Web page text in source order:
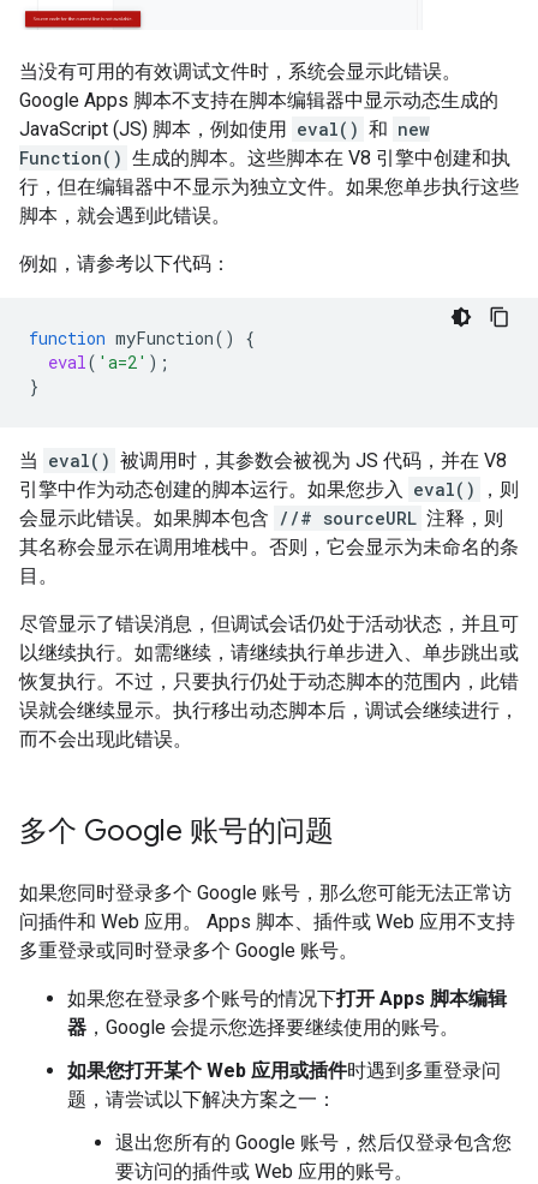
当没有可用的有效调试文件时，系统会显示此错误。
Google Apps 脚本不支持在脚本编辑器中显示动态生成的
JavaScript (JS) 脚本，例如使用 eval() 和 new
Function() 生成的脚本。这些脚本在 V8 引擎中创建和执
行，但在编辑器中不显示为独立文件。如果您单步执行这些
脚本，就会遇到此错误。
例如，请参考以下代码：
function myFunction()
{
eval( 'a=2' );
}
当 eval() 被调用时，其参数会被视为 JS 代码，并在 V8
引擎中作为动态创建的脚本运行。如果您步入 eval()
，则
会显示此错误。如果脚本包含 //# sourceURL 注释，则
其名称会显示在调用堆栈中。否则，它会显示为未命名的条
目。
尽管显示了错误消息，但调试会话仍处于活动状态，并且可
以继续执行。如需继续，请继续执行单步进入、单步跳出或
恢复执行。不过，只要执行仍处于动态脚本的范围内，此错
误就会继续显示。执行移出动态脚本后，调试会继续进行，
而不会出现此错误。
多个 Google 账号的问题
如果您同时登录多个 Google 账号，那么您可能无法正常访
问插件和 Web 应用。 Apps 脚本、插件或 Web 应用不支持
多重登录或同时登录多个 Google 账号。
如果您在登录多个账号的情况下打开 Apps 脚本编辑
器 ，Google 会提示您选择要继续使用的账号。
如果您打开某个 Web 应用或插件时遇到多重登录问
题，请尝试以下解决方案之一：
退出您所有的 Google 账号，然后仅登录包含您
要访问的插件或 Web 应用的账号。